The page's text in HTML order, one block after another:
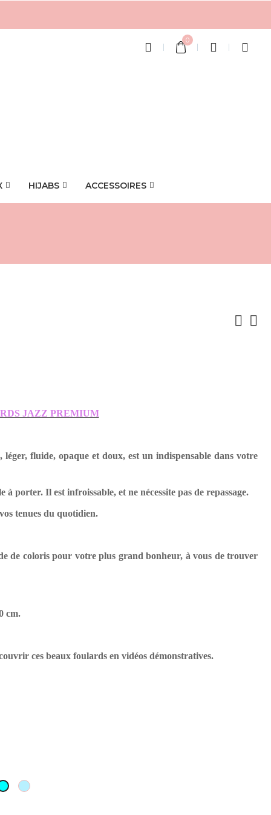
0
HIJABS ACCESSOIRES
JAZZ PREMIUM
fluide, opaque et doux, est un indispensable dans votre
à porter. Il est infroissable, et ne nécessite pas de repassage.
tenues du quotidien.
de coloris pour votre plus grand bonheur, à vous de trouver
cm.
ces beaux foulards en vidéos démonstratives.
vert
d'eau
Bleu